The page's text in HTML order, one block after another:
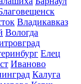
Владикавказ
Вологда
Елец
Иваново
Калуга